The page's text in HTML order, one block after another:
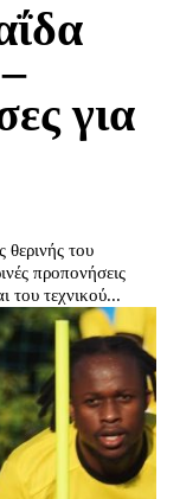
για
του
προπονήσεις
του τεχνικού...